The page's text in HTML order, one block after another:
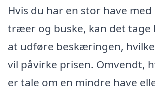
Hvis du har en stor have
træer og buske, kan det
at udføre beskæringen,
vil påvirke prisen. Omvendt,
er tale om en mindre have